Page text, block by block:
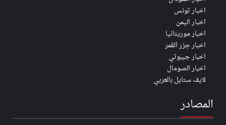
اخبار تونس
اخبار اليمن
اخبار موريتانيا
اخبار جزر القمر
اخبار جيبوتي
اخبار الصومال
لايف ستايل بالعربي
المصادر